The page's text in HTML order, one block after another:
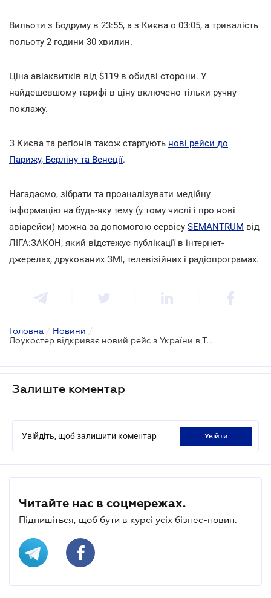
Вильоти з Бодруму в 23:55, а з Києва о 03:05, а тривалість
польоту 2 години 30 хвилин.
Ціна авіаквитків від $119 в обидві сторони. У
найдешевшому тарифі в ціну включено тільки ручну
поклажу.
З Києва та регіонів також стартують нові рейси до
Парижу, Берліну та Венеції.
Нагадаємо, зібрати та проаналізувати медійну
інформацію на будь-яку тему (у тому числі і про нові
авіарейси) можна за допомогою сервісу SEMANTRUM від
ЛІГА:ЗАКОН, який відстежує публікації в інтернет-
джерелах, друкованих ЗМІ, телевізійних і радіопрограмах.
Головна / Новини /
Лоукостер відкриває новий рейс з України в Туреччину
Залиште коментар
Увійдіть, щоб залишити коментар увійти
Читайте нас в соцмережах.
Підпишіться, щоб бути в курсі усіх бізнес-новин.